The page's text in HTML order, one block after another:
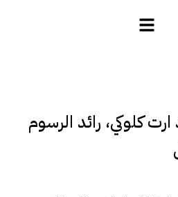
لميلاد ارت كلوكي، رائد الرسوم